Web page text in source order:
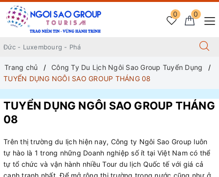
0
0
Trang chủ
Công Ty Du Lịch Ngôi Sao Group Tuyển Dụng
TUYỂN DỤNG NGÔI SAO GROUP THÁNG 08
TUYỂN DỤNG NGÔI SAO GROUP THÁNG
08
Trên thị trường du lịch hiện nay, Công ty Ngôi Sao Group luôn
tự hào là 1 trong những Doanh nghiệp số ít tại Việt Nam có thể
tự tổ chức và vận hành nhiều Tour du lịch Quốc tế với giá cả
cạnh tranh nhất. Để mở rộng thị trường trong nước cũng như ở